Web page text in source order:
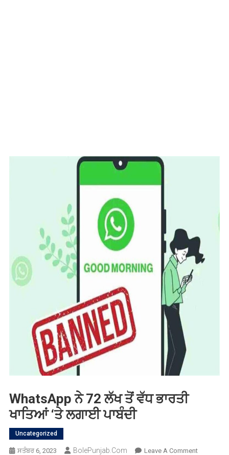
WhatsApp ਨੇ 72 ਲੱਖ ਤੋਂ ਵੱਧ ਭਾਰਤੀ
ਖਾਤਿਆਂ ‘ਤੇ ਲਗਾਈ ਪਾਬੰਦੀ
Uncategorized
ਸਤੰਬਰ 6, 2023 BolePunjab.com Leave A CommentOn